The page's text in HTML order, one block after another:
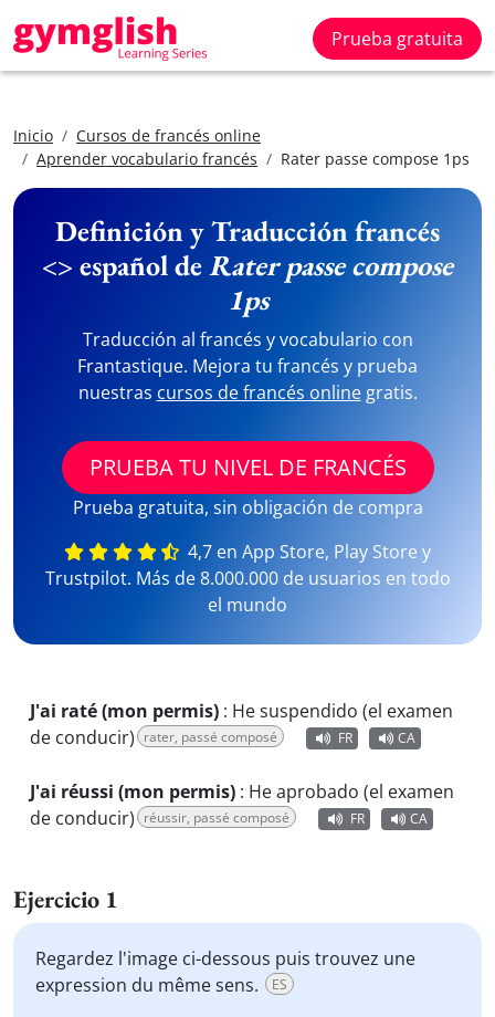
Prueba gratuita
Inicio
Cursos de francés online
Aprender vocabulario francés
Rater passe compose 1ps
Definición y Traducción francés
<> español deRater passe compose
1ps
Traducción al francés y vocabulario con
Frantastique. Mejora tu francés y prueba
nuestras cursos de francés onlinegratis.
PRUEBA TU NIVEL DE FRANCÉS
Prueba gratuita, sin obligación de compra
4,7 en App Store, Play Store y
Trustpilot. Más de 8.000.000 de usuarios en todo
el mundo
J'ai raté (mon permis) : He suspendido (el examen
de conducir) rater, passé composé FR CA
J'ai réussi (mon permis) : He aprobado (el examen
de conducir) réussir, passé composé FR CA
Ejercicio 1
Regardez l'image ci-dessous puis trouvez une
expression du même sens.
ES